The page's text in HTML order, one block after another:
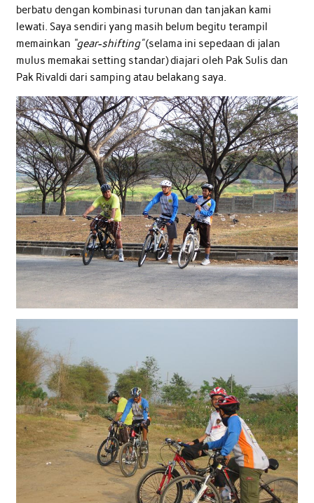
berbatu dengan kombinasi turunan dan tanjakan kami
lewati. Saya sendiri yang masih belum begitu terampil
memainkan “gear-shifting”(selama ini sepedaan di jalan
mulus memakai setting standar) diajari oleh Pak Sulis dan
Pak Rivaldi dari samping atau belakang saya.